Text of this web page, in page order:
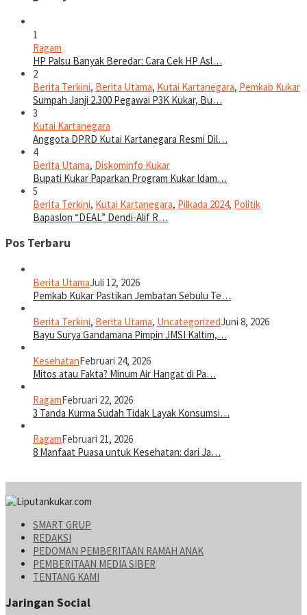
1
Ragam
HP Palsu Banyak Beredar: Cara Cek HP Asl…
2
Berita Terkini, Berita Utama, Kutai Kartanegara, Pemkab Kukar
Sumpah Janji 2.300 Pegawai P3K Kukar, Bu…
3
Kutai Kartanegara
Anggota DPRD Kutai Kartanegara Resmi Dil…
4
Berita Utama, Diskominfo Kukar
Bupati Kukar Paparkan Program Kukar Idam…
5
Berita Terkini, Kutai Kartanegara, Pilkada 2024, Politik
Bapaslon “DEAL” Dendi-Alif R…
Pos Terbaru
Berita UtamaJuli 12, 2026
Pemkab Kukar Pastikan Jembatan Sebulu Te…
Berita Terkini, Berita Utama, UncategorizedJuni 8, 2026
Bayu Surya Gandamana Pimpin JMSI Kaltim,…
KesehatanFebruari 24, 2026
Mitos atau Fakta? Minum Air Hangat di Pa…
RagamFebruari 22, 2026
3 Tanda Kurma Sudah Tidak Layak Konsumsi…
RagamFebruari 21, 2026
8 Manfaat Puasa untuk Kesehatan: dari Ja…
SMART GRUP
REDAKSI
PEDOMAN PEMBERITAAN RAMAH ANAK
PEMBERITAAN MEDIA SIBER
TENTANG KAMI
Jaringan Social